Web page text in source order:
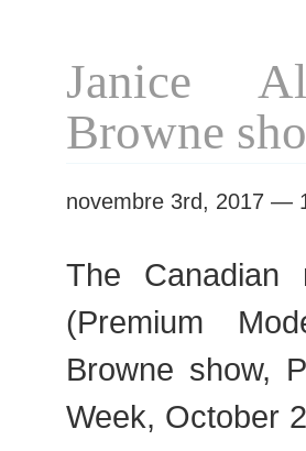
Janice
Browne
novembre 3rd, 2017 —
The Canadian
(Premium
Browne show,
Week, October